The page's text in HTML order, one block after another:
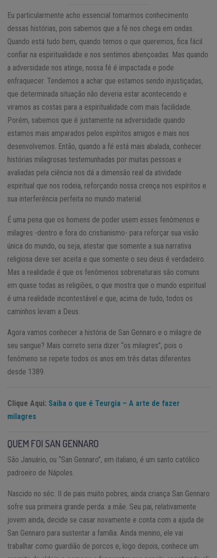
Eu particularmente acho essencial tomarmos conhecimento
dessas histórias, pois sabemos que a fé nos chega em ondas.
Quando está tudo bem, quando temos o que queremos, fica fácil
confiar na espiritualidade e nos sentimos abençoadas. Mas quando
a adversidade nos atinge, nossa fé é impactada e pode
enfraquecer. Tendemos a achar que estamos sendo injustiçadas,
que determinada situação não deveria estar acontecendo e
viramos as costas para a espiritualidade com mais facilidade.
Porém, sabemos que é justamente na adversidade quando
estamos mais amparados pelos espíritos amigos e mais nos
desenvolvemos. Então, quando a fé está mais abalada, conhecer
histórias milagrosas testemunhadas por muitas pessoas e
avaliadas pela ciência nos dá a dimensão real da atividade
espiritual que nos rodeia, reforçando nossa crença nos espíritos e
sua interferência perfeita no mundo material.
É uma pena que os homens de poder usem esses fenômenos e
milagres -dentro e fora do cristianismo- para reforçar sua visão
única do mundo, ou seja, atestar que somente a sua narrativa
religiosa deve ser aceita e que somente o seu deus é verdadeiro.
Mas a realidade é que os fenômenos sobrenaturais são comuns
em quase todas as religiões, o que mostra que o mundo espiritual
é uma realidade incontestável e que, acima de tudo, todos os
caminhos levam a Deus.
Agora vamos conhecer a história de San Gennaro e o milagre de
seu sangue? Mais correto seria dizer “os milagres”, pois o
fenômeno se repete todos os anos em três datas diferentes
desde 1389.
Clique Aqui: Saiba o que é Teurgia – A arte de fazer
milagres
QUEM FOI SAN GENNARO
São Januário, ou “San Gennaro”, em italiano, é um santo católico
padroeiro de Nápoles.
Nascido no séc. II de pais muito pobres, ainda criança San Gennaro
sofre sua primeira grande perda: a mãe. Seu pai, relativamente
jovem ainda, decide se casar novamente e conta com a ajuda de
San Gennaro para sustentar a família. Ainda menino, ele vai
trabalhar como guardião de porcos e, logo depois, conhece um